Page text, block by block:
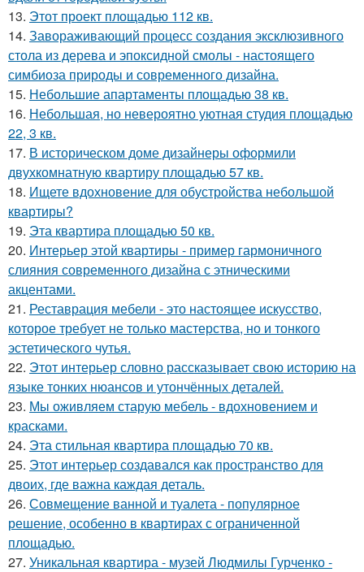
13. Этот проект площадью 112 кв.
14. Завораживающий процесс создания эксклюзивного
стола из дерева и эпоксидной смолы - настоящего
симбиоза природы и современного дизайна.
15. Небольшие апартаменты площадью 38 кв.
16. Небольшая, но невероятно уютная студия площадью
22, 3 кв.
17. В историческом доме дизайнеры оформили
двухкомнатную квартиру площадью 57 кв.
18. Ищете вдохновение для обустройства небольшой
квартиры?
19. Эта квартира площадью 50 кв.
20. Интерьер этой квартиры - пример гармоничного
слияния современного дизайна с этническими
акцентами.
21. Реставрация мебели - это настоящее искусство,
которое требует не только мастерства, но и тонкого
эстетического чутья.
22. Этот интерьер словно рассказывает свою историю на
языке тонких нюансов и утончённых деталей.
23. Мы оживляем старую мебель - вдохновением и
красками.
24. Эта стильная квартира площадью 70 кв.
25. Этот интерьер создавался как пространство для
двоих, где важна каждая деталь.
26. Совмещение ванной и туалета - популярное
решение, особенно в квартирах с ограниченной
площадью.
27. Уникальная квартира - музей Людмилы Гурченко -